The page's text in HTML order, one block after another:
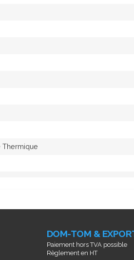
Thermique
DOM-TOM &
Paiement hors TVA possible
Règlement en HT